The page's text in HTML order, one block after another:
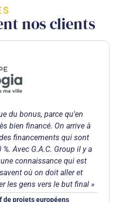
nos clients
du bonus, parce qu'en
bien financé. On arrive à
financements qui sont
Avec G.A.C. Group il y a
connaissance qui est
où on doit aller et
les gens vers le but final »
de projets européens